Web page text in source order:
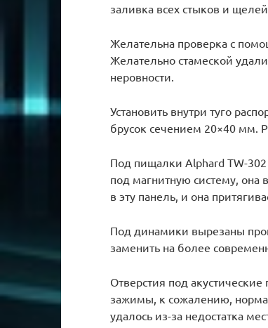
заливка всех стыков и
Желательна проверка с
Желательно стамеской
неровности.
Установить внутри туго
брусок сечением 20×40 мм.
Под пищалки Alphard TW-
под магнитную систему, она
в эту панель, и она
Под динамики вырезаны
заменить на более
Отверстия под
зажимы, к сожалению,
удалось из-за недостатка